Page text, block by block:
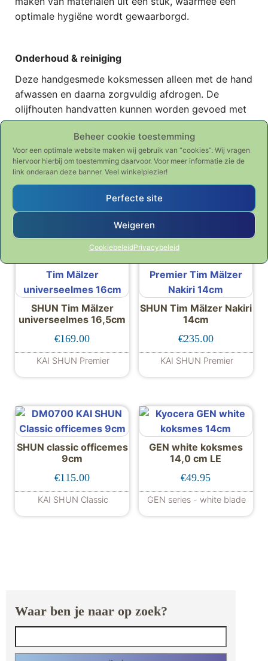
Beheer cookie toestemming
Voor een optimale website maken wij gebruik van “cookies”. Wij vragen
hiervoor hierbij om toestemming daarvoor. Voor meer informatie zie de
link onderaan deze banner. Veel winkelplezier!
Perfecte site
Weigeren
CookiebeleidPrivacybeleid
optimale hygiëne wordt gewaarborgd.
Onderhoud & reiniging
Deze handgesmede koksmessen alleen met de hand
afwassen en daarna zorgvuldig afdrogen. De
olijfhouten handvatten kunnen worden gevoed met
zuivere olijfolie om uitdrogen tegen te gaan. Berg
de messen altijd zo op, dat de lemmets van de
verschillende messen elkaar niet kunnen raken.
Mocht een mes na verloop van tijd iets van haar
scherpte verliezen, dan kan het lemmet met een
aanzetstaal worden aangezet voor onderhoud.
Gerelateerde producten
SHUN Tim Mälzer
universeelmes 16,5cm
€169.00
KAI SHUN Premier
SHUN Tim Mälzer Nakiri
14cm
€235.00
KAI SHUN Premier
SHUN classic officemes
9cm
€115.00
KAI SHUN Classic
GEN white koksmes
14,0 cm LE
€49.95
GEN series - white blade
Waar ben je naar op zoek?